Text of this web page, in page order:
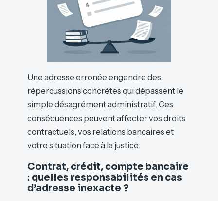
Une adresse erronée engendre des
répercussions concrètes qui dépassent le
simple désagrément administratif. Ces
conséquences peuvent affecter vos droits
contractuels, vos relations bancaires et
votre situation face à la justice.
Contrat, crédit, compte bancaire
: quelles responsabilités en cas
d’adresse inexacte ?